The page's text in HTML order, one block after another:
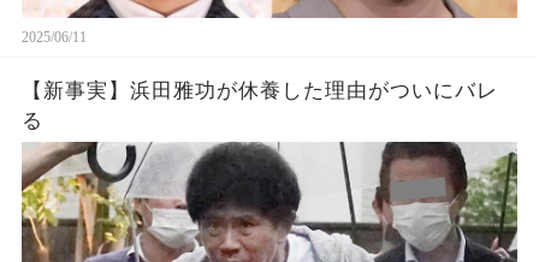
2025/06/11
【新事実】浜田雅功が休養した理由がついにバレ
る